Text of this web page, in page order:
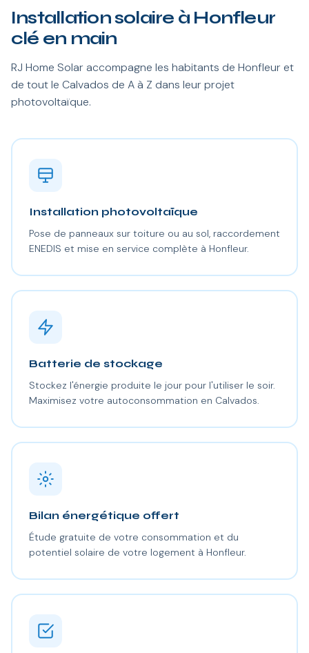
Installation solaire à Honfleur
clé en main
RJ Home Solar accompagne les habitants de Honfleur et
de tout le Calvados de A à Z dans leur projet
photovoltaïque.
Installation photovoltaïque
Pose de panneaux sur toiture ou au sol, raccordement
ENEDIS et mise en service complète à Honfleur.
Batterie de stockage
Stockez l'énergie produite le jour pour l'utiliser le soir.
Maximisez votre autoconsommation en Calvados.
Bilan énergétique offert
Étude gratuite de votre consommation et du
potentiel solaire de votre logement à Honfleur.